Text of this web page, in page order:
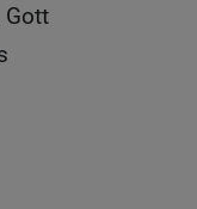
Gott